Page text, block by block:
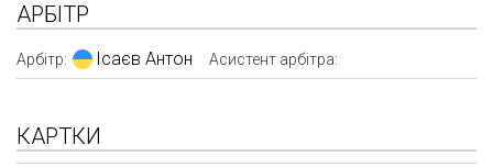
АРБІТР
Арбітр: Ісаєв Антон Асистент арбітра:
КАРТКИ